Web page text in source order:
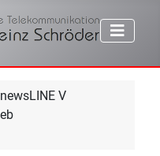
newsLINE V